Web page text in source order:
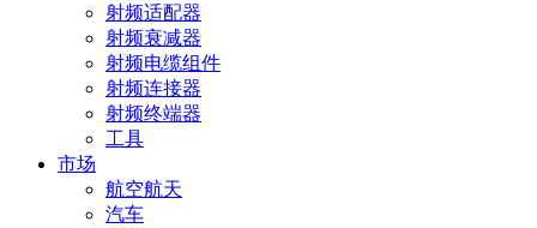
射频适配器
射频衰减器
射频电缆组件
射频连接器
射频终端器
工具
市场
航空航天
汽车